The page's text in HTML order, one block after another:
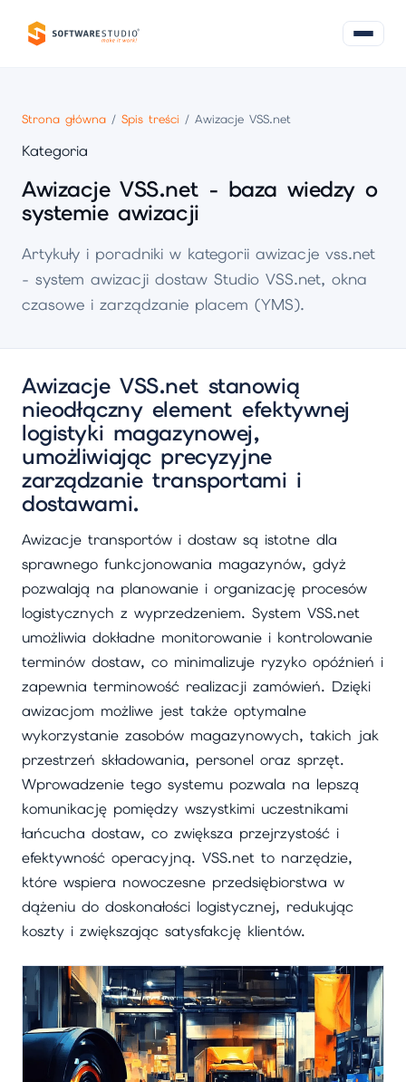
Strona główna / Spis treści / Awizacje VSS.net
Kategoria
Awizacje VSS.net - baza wiedzy o
systemie awizacji
Artykuły i poradniki w kategorii awizacje vss.net
- system awizacji dostaw Studio VSS.net, okna
czasowe i zarządzanie placem (YMS).
Awizacje VSS.net stanowią
nieodłączny element efektywnej
logistyki magazynowej,
umożliwiając precyzyjne
zarządzanie transportami i
dostawami.
Awizacje transportów i dostaw są istotne dla
sprawnego funkcjonowania magazynów, gdyż
pozwalają na planowanie i organizację procesów
logistycznych z wyprzedzeniem. System VSS.net
umożliwia dokładne monitorowanie i kontrolowanie
terminów dostaw, co minimalizuje ryzyko opóźnień i
zapewnia terminowość realizacji zamówień. Dzięki
awizacjom możliwe jest także optymalne
wykorzystanie zasobów magazynowych, takich jak
przestrzeń składowania, personel oraz sprzęt.
Wprowadzenie tego systemu pozwala na lepszą
komunikację pomiędzy wszystkimi uczestnikami
łańcucha dostaw, co zwiększa przejrzystość i
efektywność operacyjną. VSS.net to narzędzie,
które wspiera nowoczesne przedsiębiorstwa w
dążeniu do doskonałości logistycznej, redukując
koszty i zwiększając satysfakcję klientów.